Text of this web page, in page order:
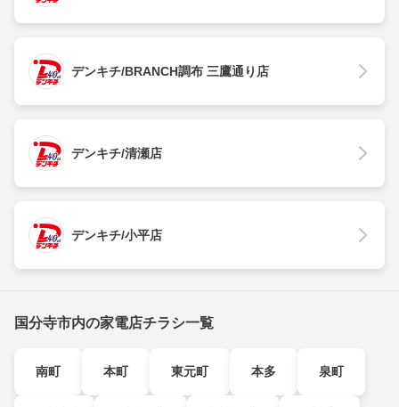
デンキチ/BRANCH調布 三鷹通り店
デンキチ/清瀬店
デンキチ/小平店
国分寺市内の家電店チラシ一覧
南町 本町 東元町 本多 泉町